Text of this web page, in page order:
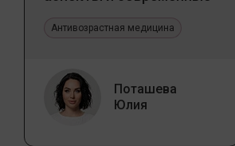
Антивозрастная медицина
Поташева
Юлия